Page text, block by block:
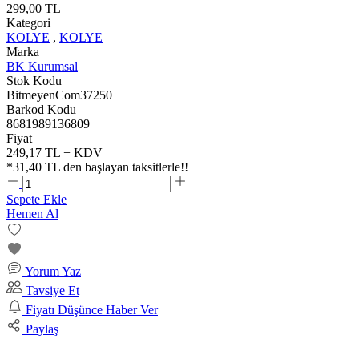
299,00 TL
Kategori
KOLYE , KOLYE
Marka
BK Kurumsal
Stok Kodu
BitmeyenCom37250
Barkod Kodu
8681989136809
Fiyat
249,17 TL + KDV
*31,40 TL den başlayan taksitlerle!!
Sepete Ekle
Hemen Al
Yorum Yaz
Tavsiye Et
Fiyatı Düşünce Haber Ver
Paylaş